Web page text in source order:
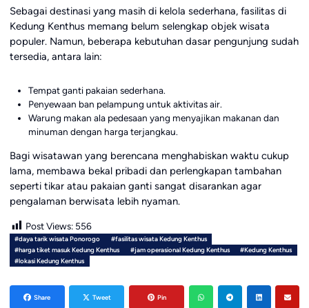
Sebagai destinasi yang masih di kelola sederhana, fasilitas di
Kedung Kenthus memang belum selengkap objek wisata
populer. Namun, beberapa kebutuhan dasar pengunjung sudah
tersedia, antara lain:
Tempat ganti pakaian sederhana.
Penyewaan ban pelampung untuk aktivitas air.
Warung makan ala pedesaan yang menyajikan makanan dan
minuman dengan harga terjangkau.
Bagi wisatawan yang berencana menghabiskan waktu cukup
lama, membawa bekal pribadi dan perlengkapan tambahan
seperti tikar atau pakaian ganti sangat disarankan agar
pengalaman berwisata lebih nyaman.
Post Views: 556
#daya tarik wisata Ponorogo
#fasilitas wisata Kedung Kenthus
#harga tiket masuk Kedung Kenthus
#jam operasional Kedung Kenthus
#Kedung Kenthus
#lokasi Kedung Kenthus
Share Tweet Pin